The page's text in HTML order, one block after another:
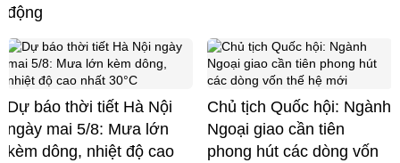
động
Dự báo thời tiết Hà Nội
ngày mai 5/8: Mưa lớn
kèm dông, nhiệt độ cao
Chủ tịch Quốc hội: Ngành
Ngoại giao cần tiên
phong hút các dòng vốn